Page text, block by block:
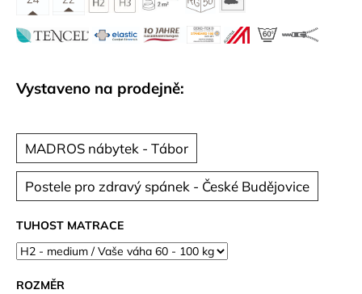
Vystaveno na prodejně:
MADROS nábytek - Tábor
Postele pro zdravý spánek - České Budějovice
TUHOST MATRACE
ROZMĚR
o
r
č
u
e
m
e